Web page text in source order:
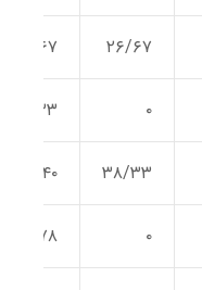
۲۶/۶۷ ۲۶/۶۷
۰ ۳۳/۳۳
۳۸/۳۳ ۴۰
۰ ۲۷/۷۸